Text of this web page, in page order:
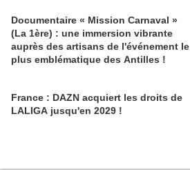
Documentaire « Mission Carnaval »
(La 1ère) : une immersion vibrante
auprès des artisans de l'événement le
plus emblématique des Antilles !
France : DAZN acquiert les droits de
LALIGA jusqu'en 2029 !